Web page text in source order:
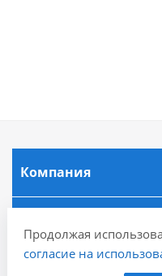
Компания
Продолжая
согласие на